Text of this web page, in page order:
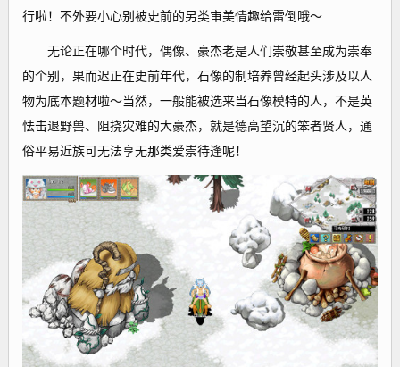
行啦！不外要小心别被史前的另类审美情趣给雷倒哦～
无论正在哪个时代，偶像、豪杰老是人们崇敬甚至成为崇奉
的个别，果而迟正在史前年代，石像的制培养曾经起头涉及以人
物为底本题材啦～当然，一般能被选来当石像模特的人，不是英
怯击退野兽、阻挠灾难的大豪杰，就是德高望沉的笨者贤人，通
俗平易近族可无法享无那类爱崇待逢呢！